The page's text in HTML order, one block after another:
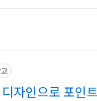
자인으로 포인트